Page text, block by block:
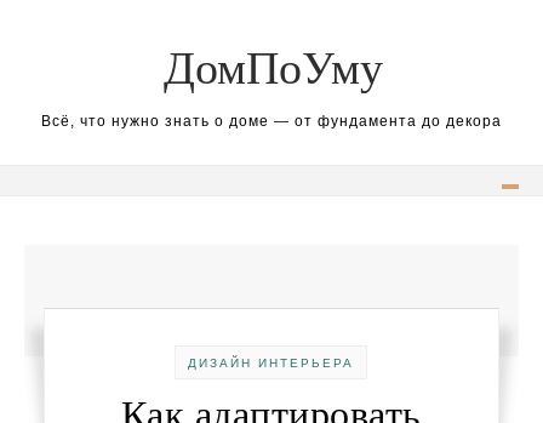
ДомПоУму
Всё, что нужно знать о доме — от фундамента до декора
ДИЗАЙН ИНТЕРЬЕРА